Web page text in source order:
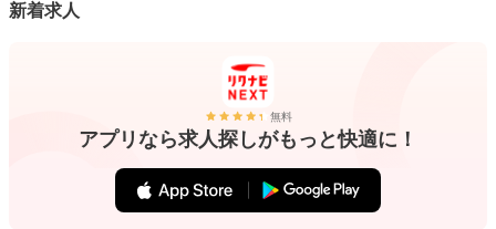
新着求人
無料
アプリなら求人探しがもっと快適に！